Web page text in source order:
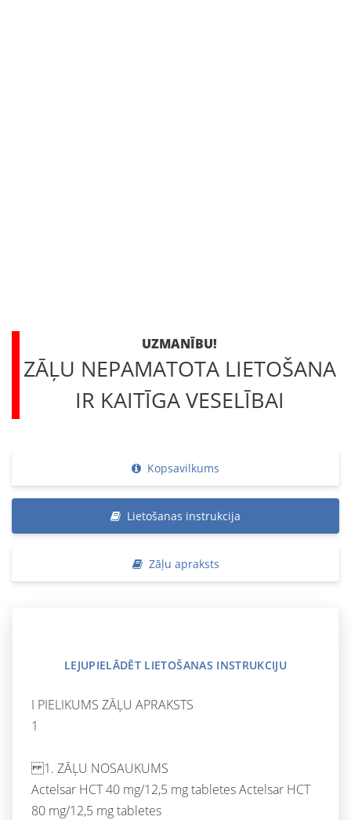
UZMANĪBU!
ZĀĻU NEPAMATOTA LIETOŠANA
IR KAITĪGA VESELĪBAI
Kopsavilkums
Lietošanas instrukcija
Zāļu apraksts
LEJUPIELĀDĒT LIETOŠANAS INSTRUKCIJU
I PIELIKUMS ZĀĻU APRAKSTS
1
1. ZĀĻU NOSAUKUMS
Actelsar HCT 40 mg/12,5 mg tabletes Actelsar HCT
80 mg/12,5 mg tabletes